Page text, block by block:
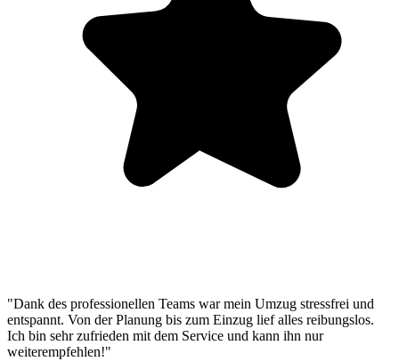
"Dank des professionellen Teams war mein Umzug stressfrei und
entspannt. Von der Planung bis zum Einzug lief alles reibungslos.
Ich bin sehr zufrieden mit dem Service und kann ihn nur
weiterempfehlen!"